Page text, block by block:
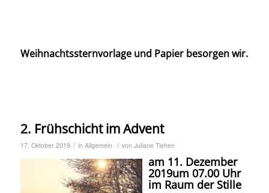
Weihnachtssternvorlage und Papier besorgen wir.
2. Frühschicht im Advent
17. Oktober 2019 / in Allgemein / von Juliane Tiehen
am 11. Dezember
2019um 07.00 Uhr
im Raum der Stille